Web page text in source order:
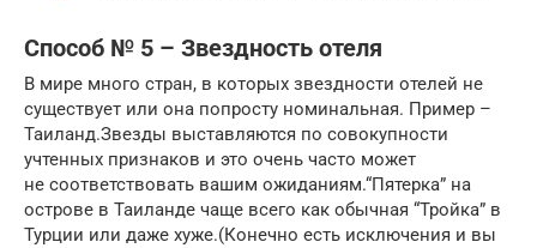
Способ № 5 – Звездность отеля
В мире много стран, в которых звездности отелей не
существует или она попросту номинальная. Пример –
Таиланд.Звезды выставляются по совокупности
учтенных признаков и это очень часто может
не соответствовать вашим ожиданиям.“Пятерка” на
острове в Таиланде чаще всего как обычная “Тройка” в
Турции или даже хуже.(Конечно есть исключения и вы